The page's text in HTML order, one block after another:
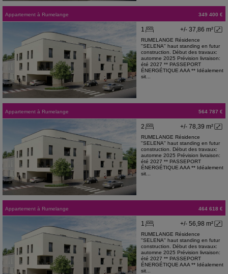
Appartement à Rumelange 349 400 €
+/- 37,86 m²
1
RUMELANGE Résidence
"SELENA" haut standing en futur
construction. Début des travaux:
automne 2025 Prévision livraison:
été 2027 ** PASSEPORT
ÉNERGÉTIQUE AAA ** Idéalement
sit...
Appartement à Rumelange 564 787 €
+/- 78,39 m²
2
RUMELANGE Résidence
"SELENA" haut standing en futur
construction. Début des travaux:
automne 2025 Prévision livraison:
été 2027 ** PASSEPORT
ÉNERGÉTIQUE AAA ** Idéalement
sit...
Appartement à Rumelange 464 618 €
+/- 56,98 m²
1
RUMELANGE Résidence
"SELENA" haut standing en futur
construction. Début des travaux:
automne 2025 Prévision livraison:
été 2027 ** PASSEPORT
ÉNERGÉTIQUE AAA ** Idéalement
sit...